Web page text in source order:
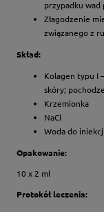
przypadku wad
Złagodzenie
związanego z
Skład:
Kolagen typu I
skóry;
Krzemionka
NaCl
Woda do iniekcji
Opakowanie:
10 x 2 ml
Protokół leczenia: